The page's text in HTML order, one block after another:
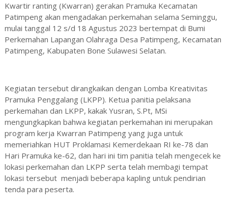
Kwartir ranting (Kwarran) gerakan Pramuka Kecamatan
Patimpeng akan mengadakan perkemahan selama Seminggu,
mulai tanggal 12 s/d 18 Agustus 2023 bertempat di Bumi
Perkemahan Lapangan Olahraga Desa Patimpeng, Kecamatan
Patimpeng, Kabupaten Bone Sulawesi Selatan.
Kegiatan tersebut dirangkaikan dengan Lomba Kreativitas
Pramuka Penggalang (LKPP). Ketua panitia pelaksana
perkemahan dan LKPP, kakak Yusran, S.Pt, MSi
mengungkapkan bahwa kegiatan perkemahan ini merupakan
program kerja Kwarran Patimpeng yang juga untuk
memeriahkan HUT Proklamasi Kemerdekaan RI ke-78 dan
Hari Pramuka ke-62, dan hari ini tim panitia telah mengecek ke
lokasi perkemahan dan LKPP serta telah membagi tempat
lokasi tersebut menjadi beberapa kapling untuk pendirian
tenda para peserta.